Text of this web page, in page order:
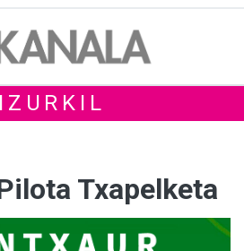
Txapelketa